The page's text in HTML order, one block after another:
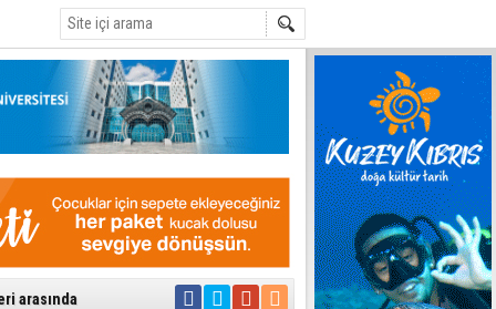
arasında